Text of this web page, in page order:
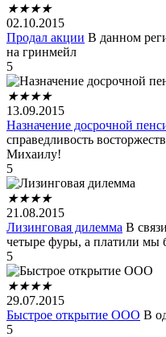
★★★★
02.10.2015
Продал акции В данном
на гринмейл
5
★★★★
13.09.2015
Назначение досрочной
справедливость
Михаилу!
5
★★★★
21.08.2015
Лизинговая дилемма В
четыре фуры, а платили мы
5
★★★★
29.07.2015
Быстрое открытие ООО В
5